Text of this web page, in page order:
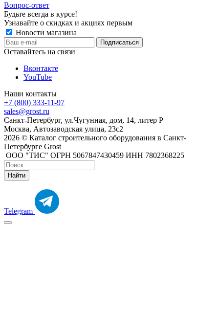
Вопрос-ответ
Будьте всегда в курсе!
Узнавайте о скидках и акциях первым
Новости магазина
Оставайтесь на связи
Вконтакте
YouTube
Наши контакты
+7 (800) 333-11-97
sales@grost.ru
Санкт-Петербург, ул.Чугунная, дом, 14, литер Р
Москва, Автозаводская улица, 23с2
2026 © Каталог строительного оборудования в Санкт-
Петербурге Grost
ООО "ТИС" ОГРН 5067847430459 ИНН 7802368225
Найти
Telegram